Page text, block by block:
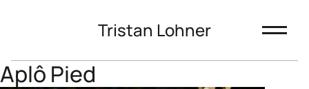
Tristan Lohner
Aplô Pied